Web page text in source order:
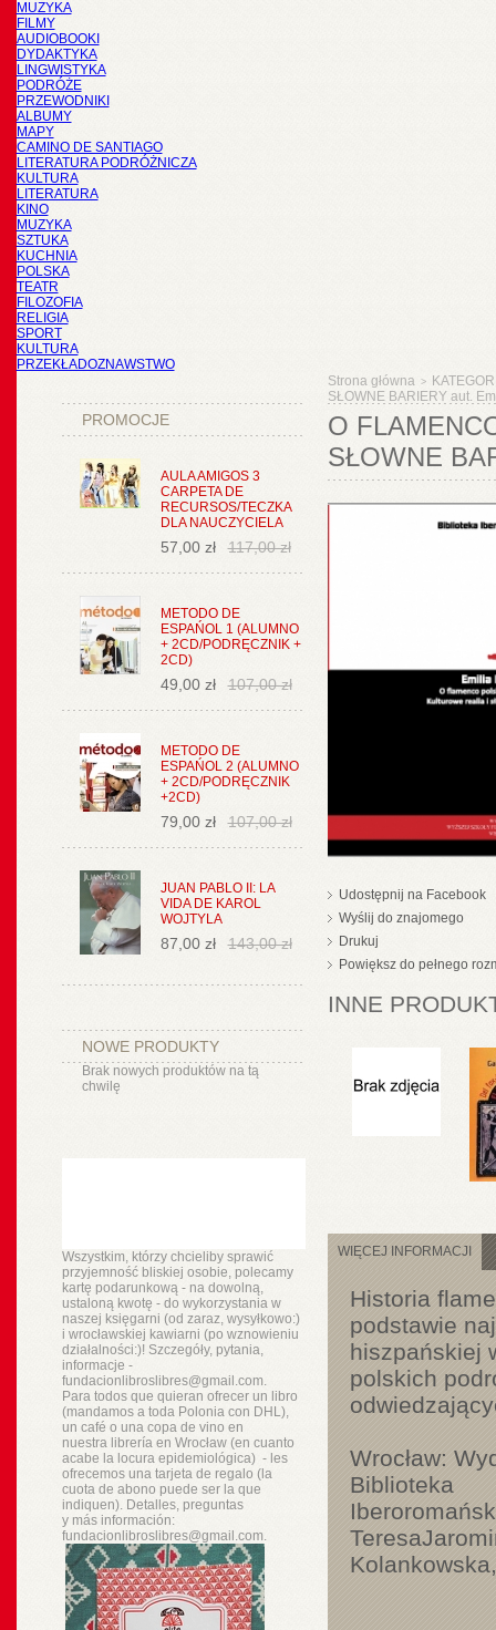
MUZYKA
FILMY
AUDIOBOOKI
DYDAKTYKA
LINGWISTYKA
PODRÓŻE
PRZEWODNIKI
ALBUMY
MAPY
CAMINO DE SANTIAGO
LITERATURA PODRÓŻNICZA
KULTURA
LITERATURA
KINO
MUZYKA
SZTUKA
KUCHNIA
POLSKA
TEATR
FILOZOFIA
RELIGIA
SPORT
KULTURA
PRZEKŁADOZNAWSTWO
PROMOCJE
AULA AMIGOS 3
CARPETA DE
RECURSOS/TECZKA
DLA NAUCZYCIELA
57,00 zł 117,00 zł
METODO DE
ESPAŃOL 1 (ALUMNO
+ 2CD/PODRĘCZNIK +
2CD)
49,00 zł 107,00 zł
METODO DE
ESPAŃOL 2 (ALUMNO
+ 2CD/PODRĘCZNIK
+2CD)
79,00 zł 107,00 zł
JUAN PABLO II: LA
VIDA DE KAROL
WOJTYLA
87,00 zł 143,00 zł
NOWE PRODUKTY
Brak nowych produktów na tą
chwilę
Wszystkim, którzy chcieliby sprawić
przyjemność bliskiej osobie, polecamy
kartę podarunkową - na dowolną,
ustaloną kwotę - do wykorzystania w
naszej księgarni (od zaraz, wysyłkowo:)
i wrocławskiej kawiarni (po wznowieniu
działalności:)! Szczegóły, pytania,
informacje -
fundacionlibroslibres@gmail.com.
Para todos que quieran ofrecer un libro
(mandamos a toda Polonia con DHL),
un café o una copa de vino en
nuestra libreríaen Wrocław (en cuanto
acabe la locura epidemiológica) - les
ofrecemos una tarjeta de regalo (la
cuota de abono puede ser la que
indiquen). Detalles, preguntas
y másinformación:
fundacionlibroslibres@gmail.com.
Strona główna >
SŁOWNE BARIERY aut.
O
SŁOWNE
Udostępnij na Facebook
Wyślij do znajomego
Drukuj
Powiększ do pełnego
INNE
WIĘCEJ INFORMACJI
Historia
podstawie
hiszpańskiej
polskich
Wrocław:
Biblioteka